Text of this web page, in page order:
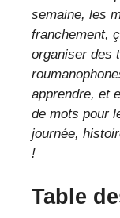
semaine, les
franchement,
organiser des
apprendre, et
de mots pour
journée,
!
Table